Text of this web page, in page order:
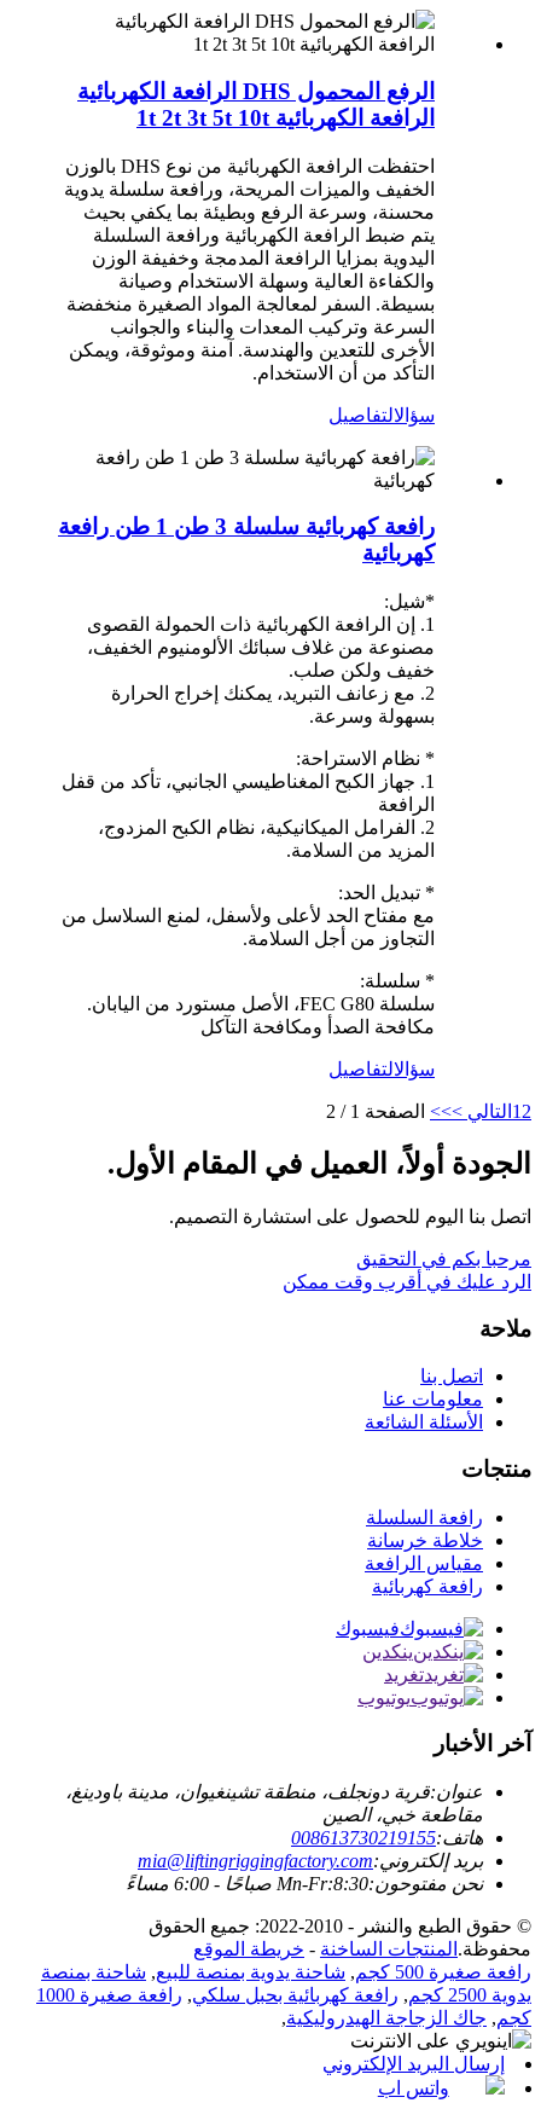
الرفع المحمول DHS الرافعة الكهربائية
الرافعة الكهربائية 1t 2t 3t 5t 10t
احتفظت الرافعة الكهربائية من نوع DHS بالوزن
الخفيف والميزات المريحة، ورافعة سلسلة يدوية
محسنة، وسرعة الرفع وبطيئة بما يكفي بحيث
يتم ضبط الرافعة الكهربائية ورافعة السلسلة
اليدوية بمزايا الرافعة المدمجة وخفيفة الوزن
والكفاءة العالية وسهلة الاستخدام وصيانة
بسيطة. السفر لمعالجة المواد الصغيرة منخفضة
السرعة وتركيب المعدات والبناء والجوانب
الأخرى للتعدين والهندسة. آمنة وموثوقة، ويمكن
التأكد من أن الاستخدام.
سؤالالتفاصيل
رافعة كهربائية سلسلة 3 طن 1 طن رافعة
كهربائية
*شيل:
1. إن الرافعة الكهربائية ذات الحمولة القصوى
مصنوعة من غلاف سبائك الألومنيوم الخفيف،
خفيف ولكن صلب.
2. مع زعانف التبريد، يمكنك إخراج الحرارة
بسهولة وسرعة.
* نظام الاستراحة:
1. جهاز الكبح المغناطيسي الجانبي، تأكد من قفل
الرافعة
2. الفرامل الميكانيكية، نظام الكبح المزدوج،
المزيد من السلامة.
* تبديل الحد:
مع مفتاح الحد لأعلى ولأسفل، لمنع السلاسل من
التجاوز من أجل السلامة.
* سلسلة:
سلسلة FEC G80، الأصل مستورد من اليابان.
مكافحة الصدأ ومكافحة التآكل
سؤالالتفاصيل
1 2 التالي >>> الصفحة 1 / 2
الجودة أولاً، العميل في المقام الأول.
اتصل بنا اليوم للحصول على استشارة التصميم.
مرحبا بكم في التحقيق
الرد عليك في أقرب وقت ممكن
ملاحة
اتصل بنا
معلومات عنا
الأسئلة الشائعة
منتجات
رافعة السلسلة
خلاطة خرسانة
مقياس الرافعة
رافعة كهربائية
فيسبوك
ينكدين
تغريد
يوتيوب
آخر الأخبار
عنوان:قرية دونجلف، منطقة تشينغيوان، مدينة باودينغ،
مقاطعة خبي، الصين
هاتف:008613730219155
بريد إلكتروني:mia@liftingriggingfactory.com
نحن مفتوحون:Mn-Fr:8:30 صباحًا - 6:00 مساءً
© حقوق الطبع والنشر - 2010-2022: جميع الحقوق
محفوظة. المنتجات الساخنة - خريطة الموقع
رافعة صغيرة 500 كجم
, شاحنة يدوية بمنصة للبيع, شاحنة بمنصة
يدوية 2500 كجم
, رافعة كهربائية بحبل سلكي,
رافعة صغيرة 1000
كجم, جاك الزجاجة الهيدروليكية,
إرسال البريد الإلكتروني
واتس اب